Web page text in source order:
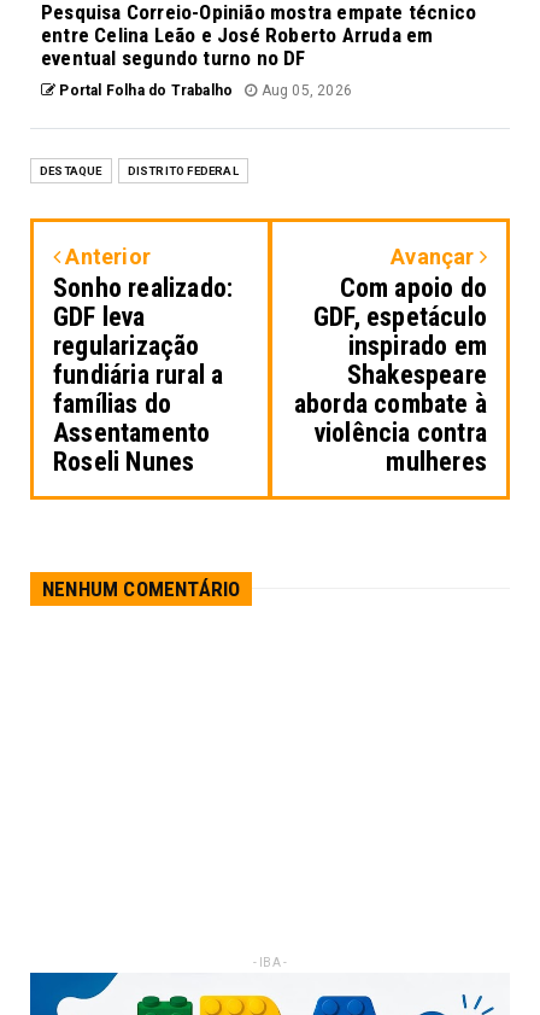
Pesquisa Correio-Opinião mostra empate técnico
entre Celina Leão e José Roberto Arruda em
eventual segundo turno no DF
Portal Folha do Trabalho Aug 05, 2026
DESTAQUE DISTRITO FEDERAL
Anterior
Sonho realizado:
GDF leva
regularização
fundiária rural a
famílias do
Assentamento
Roseli Nunes
Avançar
Com apoio do
GDF, espetáculo
inspirado em
Shakespeare
aborda combate à
violência contra
mulheres
NENHUM COMENTÁRIO
- IBA -